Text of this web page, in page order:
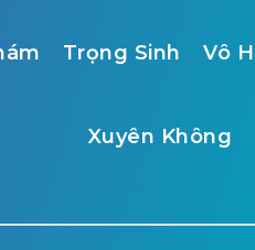
Trọng Sinh Vô
Xuyên Không